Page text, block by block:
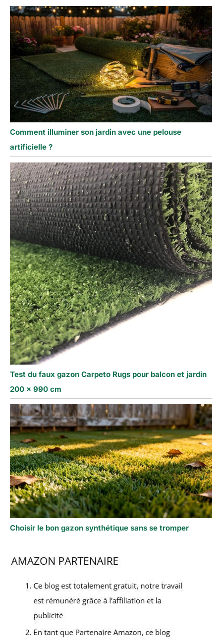
Comment illuminer son jardin avec une pelouse
artificielle ?
Test du faux gazon Carpeto Rugs pour balcon et jardin
200 x 990 cm
Choisir le bon gazon synthétique sans se tromper